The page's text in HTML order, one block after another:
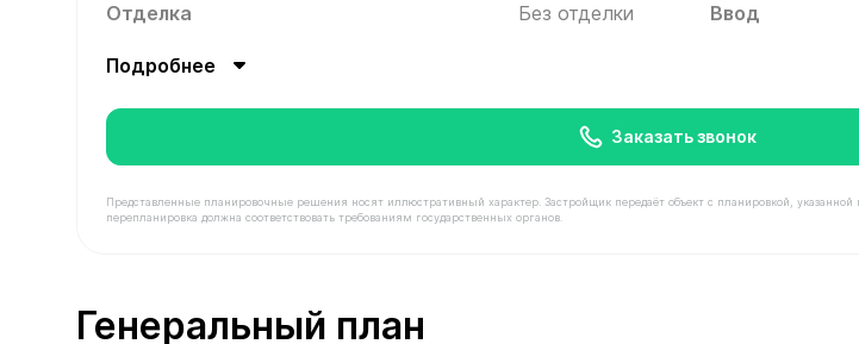
Отделка
Без отделки Ввод
Подробнее
Заказать звонок
Представленные планировочные решения носят иллюстративный характер. Застройщик передаёт объект с планировкой, указанной
перепланировка должна соответствовать требованиям государственных органов.
Генеральный план